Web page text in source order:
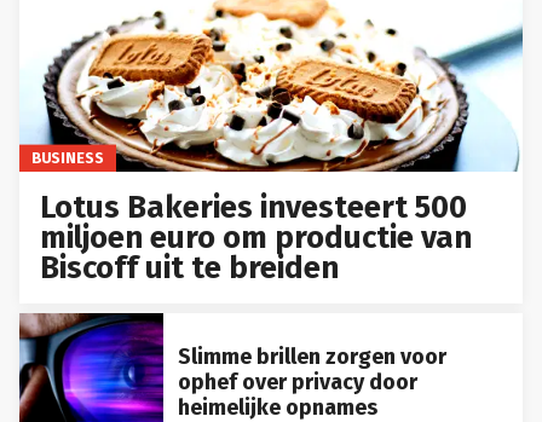
BUSINESS
Lotus Bakeries investeert 500
miljoen euro om productie van
Biscoff uit te breiden
Slimme brillen zorgen voor
ophef over privacy door
heimelijke opnames